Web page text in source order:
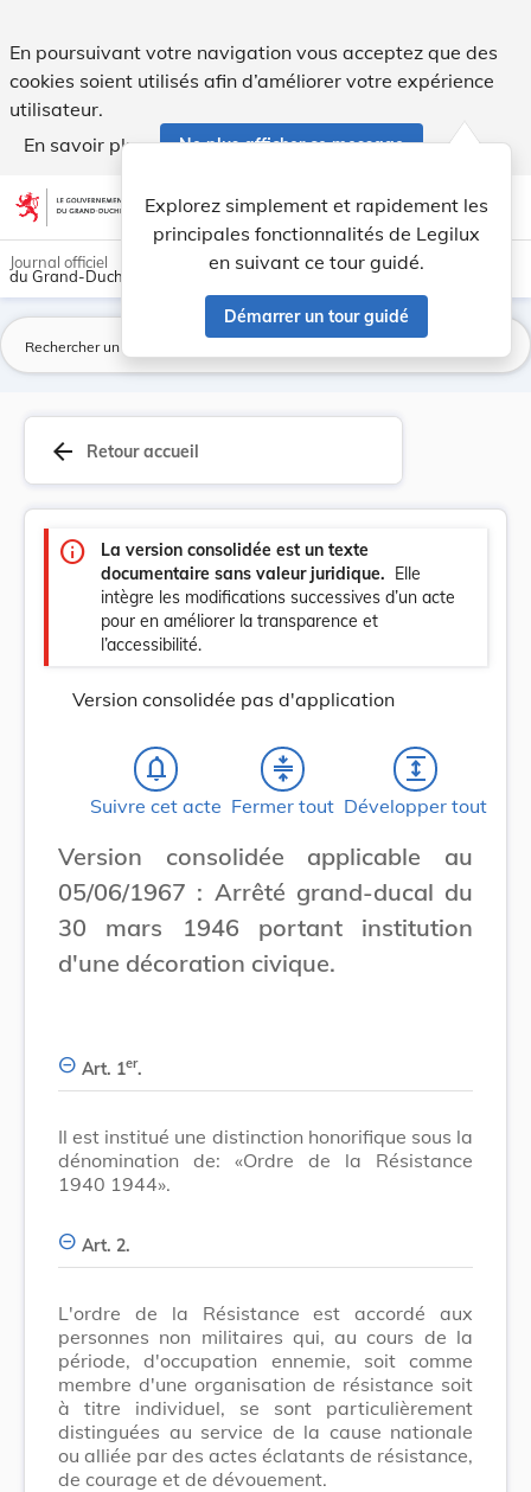
En poursuivant votre navigation vous acceptez que des
cookies soient utilisés afin d’améliorer votre expérience
utilisateur.
En savoir plus
Ne plus afficher ce message
Aller au contenu account_circle help Aide
Explorez simplement et rapidement les
principales fonctionnalités de Legilux
en suivant ce tour guidé.
Démarrer un tour guidé
light_mode dark_mode
Journal officiel
du Grand-Duché de Luxembourg
arrow_back Retour accueil
info
La version consolidée est un texte
documentaire sans valeur juridique. Elle
intègre les modifications successives d’un acte
pour en améliorer la transparence et
l’accessibilité.
Version consolidée pas d'application
notifications_none
Suivre cet acte
compress
Fermer tout
expand
Développer tout
Version consolidée applicable au
05/06/1967 : Arrêté grand-ducal du
30 mars 1946 portant institution
d'une décoration civique.
Art. 1er.
Il est institué une distinction honorifique sous la
dénomination de: «Ordre de la Résistance
1940 1944».
Art. 2.
L'ordre de la Résistance est accordé aux
personnes non militaires qui, au cours de la
période, d'occupation ennemie, soit comme
membre d'une organisation de résistance soit
à titre individuel, se sont particulièrement
distinguées au service de la cause nationale
ou alliée par des actes éclatants de résistance,
de courage et de dévouement.